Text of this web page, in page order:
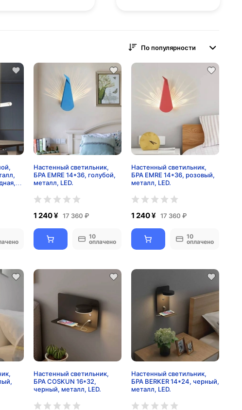
По популярности
Настенный светильник,
БРА EMRE 14*36, голубой,
металл, LED.
1 240 ¥ 17 360 ₽
10
оплачено
Настенный светильник,
БРА EMRE 14*36, розовый,
металл, LED.
1 240 ¥ 17 360 ₽
10
оплачено
Настенный светильник,
БРА COSKUN 16*32,
черный, металл, LED.
Настенный светильник,
БРА BERKER 14*24, черный,
металл, LED.